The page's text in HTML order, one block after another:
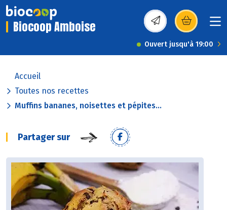
Biocoop Amboise (s’ouvre dans une
Ouvert jusqu'à 19:00
Accueil
Toutes nos recettes
Muffins bananes, noisettes et pépites...
Partager sur